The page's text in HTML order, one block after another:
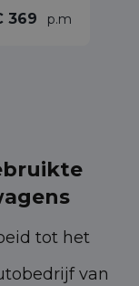
369 p.m
tot het
van